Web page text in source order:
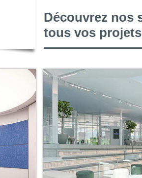
Découvrez nos
tous vos